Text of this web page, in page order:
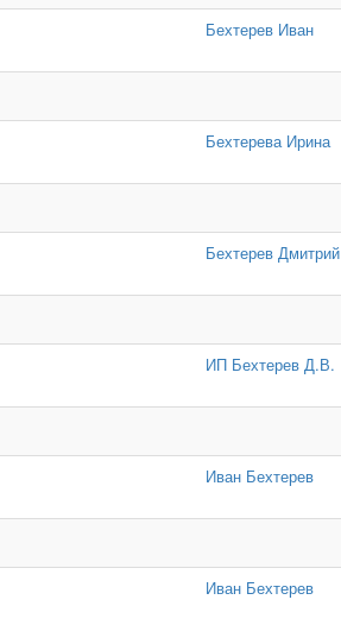
Бехтерев Иван
Бехтерева Ирина
Бехтерев Дмитрий
ИП Бехтерев Д.В.
Иван Бехтерев
Иван Бехтерев